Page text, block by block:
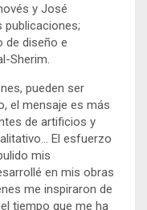
y José
publicaciones;
de diseño e
Sherim.
pueden ser
el mensaje es más
de artificios y
El esfuerzo
mis
en mis obras
me inspiraron de
tiempo que me ha